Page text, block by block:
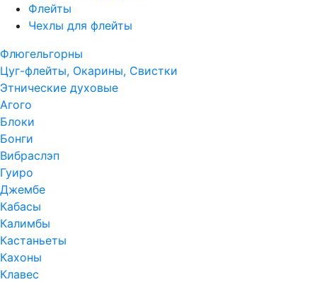
Флейты
Чехлы для флейты
Флюгельгорны
Цуг-флейты, Окарины, Свистки
Этнические духовые
Агого
Блоки
Бонги
Вибраслэп
Гуиро
Джембе
Кабасы
Калимбы
Кастаньеты
Кахоны
Клавес